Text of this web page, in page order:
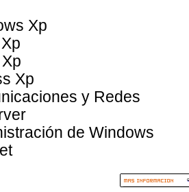
Xp
Xp
y Redes
de Windows